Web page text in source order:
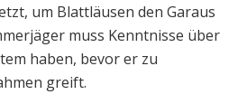
um Blattläusen den Garaus
muss Kenntnisse über
haben, bevor er zu
greift.